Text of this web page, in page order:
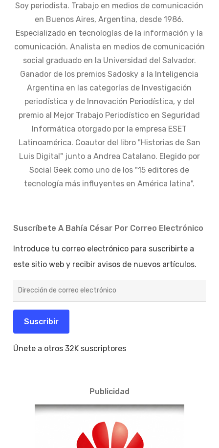
Soy periodista. Trabajo en medios de comunicación
en Buenos Aires, Argentina, desde 1986.
Especializado en tecnologías de la información y la
comunicación. Analista en medios de comunicación
social graduado en la Universidad del Salvador.
Ganador de los premios Sadosky a la Inteligencia
Argentina en las categorías de Investigación
periodística y de Innovación Periodística, y del
premio al Mejor Trabajo Periodístico en Seguridad
Informática otorgado por la empresa ESET
Latinoamérica. Coautor del libro "Historias de San
Luis Digital" junto a Andrea Catalano. Elegido por
Social Geek como uno de los "15 editores de
tecnología más influyentes en América latina".
Suscríbete A Bahía César Por Correo Electrónico
Introduce tu correo electrónico para suscribirte a
este sitio web y recibir avisos de nuevos artículos.
de
electrónico
Suscribir
Únete a otros 32K suscriptores
Publicidad